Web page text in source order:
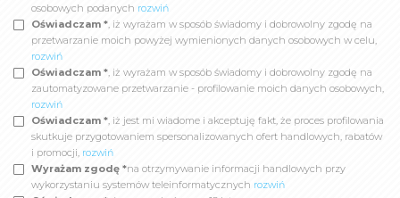
osobowych podanych rozwiń
Oświadczam *, iż wyrażam w sposób świadomy i dobrowolny zgodę na
przetwarzanie moich powyżej wymienionych danych osobowych w celu,
rozwiń
Oświadczam *, iż wyrażam w sposób świadomy i dobrowolny zgodę na
zautomatyzowane przetwarzanie - profilowanie moich danych osobowych,
rozwiń
Oświadczam *, iż jest mi wiadome i akceptuję fakt, że proces profilowania
skutkuje przygotowaniem spersonalizowanych ofert handlowych, rabatów
i promocji, rozwiń
Wyrażam zgodę *na otrzymywanie informacji handlowych przy
wykorzystaniu systemów teleinformatycznych rozwiń